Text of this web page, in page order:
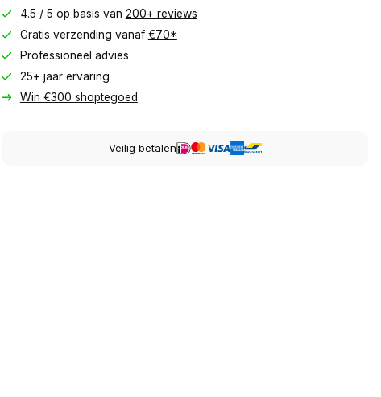
4.5 / 5 op basis van 200+ reviews
Gratis verzending vanaf €70*
Professioneel advies
25+ jaar ervaring
Win €300 shoptegoed
Veilig betalen